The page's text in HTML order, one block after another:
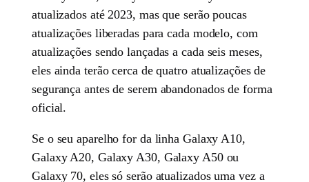
atualizados até 2023, mas que serão poucas
atualizações liberadas para cada modelo, com
atualizações sendo lançadas a cada seis meses,
eles ainda terão cerca de quatro atualizações de
segurança antes de serem abandonados de forma
oficial.
Se o seu aparelho for da linha Galaxy A10,
Galaxy A20, Galaxy A30, Galaxy A50 ou
Galaxy 70, eles só serão atualizados uma vez a